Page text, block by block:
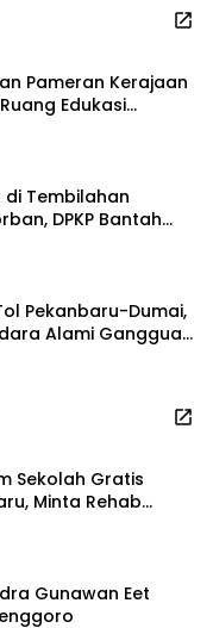
Pameran Kerajaan
Edukasi
di Tembilahan
DPKP Bantah
Pekanbaru-Dumai,
Alami Gangguan
Sekolah Gratis
Minta Rehab
Gunawan Eet